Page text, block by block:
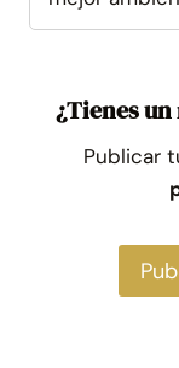
¿Tienes un
Publicar